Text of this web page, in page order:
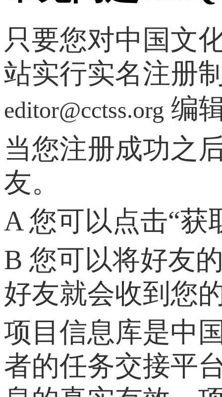
只要您对中国文
站实行实名注册
editor@cctss.org 编
当您注册成功之
友。
A 您可以点击“获
B 您可以将好友
好友就会收到您
项目信息库是中
者的任务交接平